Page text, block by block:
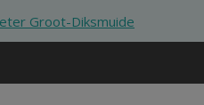
Groot-Diksmuide